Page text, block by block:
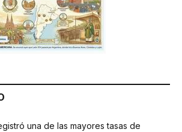
una de las mayores tasas de